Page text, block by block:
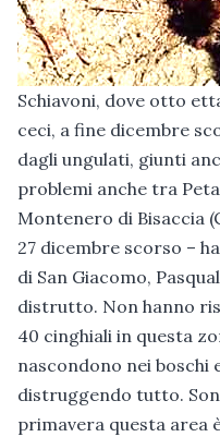
Schiavoni, dove otto
ceci, a fine dicembre
dagli ungulati, giunti
problemi anche tra
Montenero di Bisaccia
27 dicembre scorso –
di San Giacomo,
distrutto. Non hanno
40 cinghiali in questa
nascondono nei boschi
distruggendo tutto.
primavera questa area